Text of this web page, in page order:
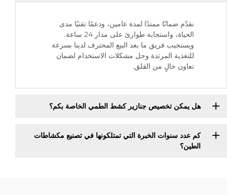
نقدّم ضمانًا ممتدًا لمدة عامين، ودعمًا تقنيًا مدى
الحياة، واستجابة طوارئ على مدار 24 ساعة.
ويستجيب فريق ما بعد البيع المحترف لدينا بسرعة
للتغذية المرتدة وحل مشكلات الاستخدام لضمان
تعاون خالٍ من القلق.
هل يمكن تخصيص جنازير كشط الطمي الخاصة بكم؟
كم عدد سنوات الخبرة التي تمتلكونها في تصنيع مكشاطات
الطين؟